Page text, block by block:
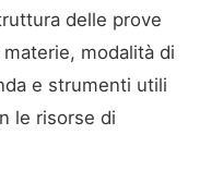
delle prove
materie, modalità di
e strumenti utili
le risorse di